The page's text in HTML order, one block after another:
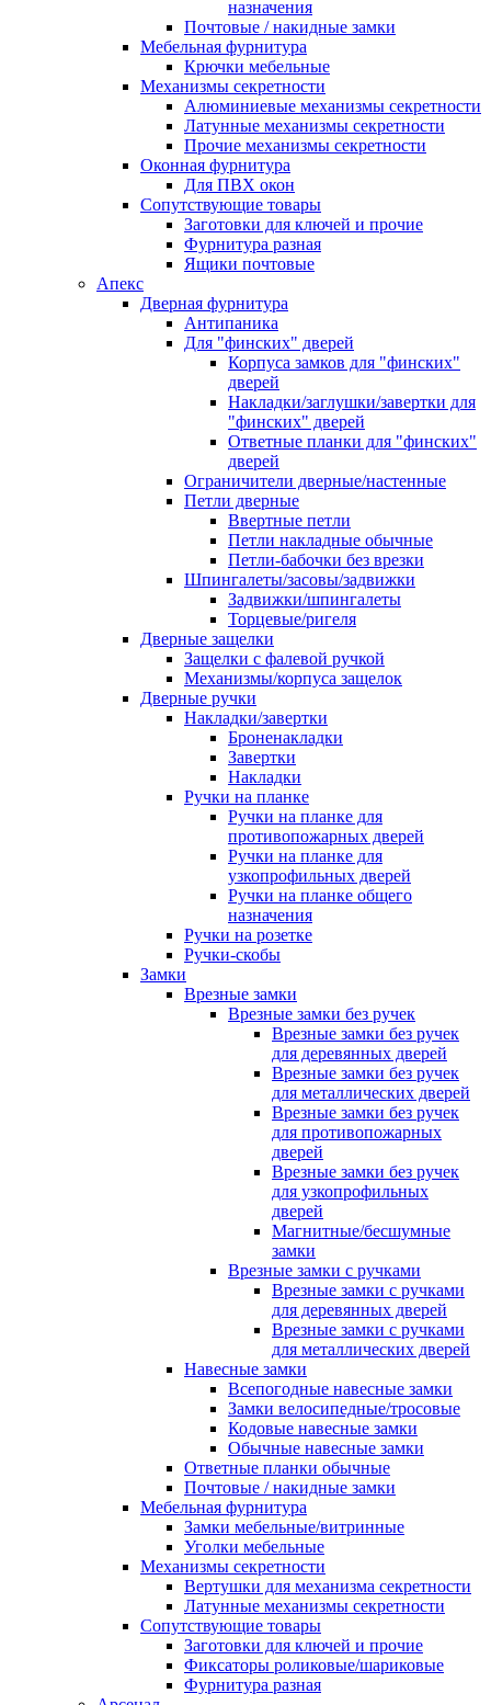
назначения
Почтовые / накидные замки
Мебельная фурнитура
Крючки мебельные
Механизмы секретности
Алюминиевые механизмы секретности
Латунные механизмы секретности
Прочие механизмы секретности
Оконная фурнитура
Для ПВХ окон
Сопутствующие товары
Заготовки для ключей и прочие
Фурнитура разная
Ящики почтовые
Апекс
Дверная фурнитура
Антипаника
Для "финских" дверей
Корпуса замков для "финских"
дверей
Накладки/заглушки/завертки для
"финских" дверей
Ответные планки для "финских"
дверей
Ограничители дверные/настенные
Петли дверные
Ввертные петли
Петли накладные обычные
Петли-бабочки без врезки
Шпингалеты/засовы/задвижки
Задвижки/шпингалеты
Торцевые/ригеля
Дверные защелки
Защелки с фалевой ручкой
Механизмы/корпуса защелок
Дверные ручки
Накладки/завертки
Броненакладки
Завертки
Накладки
Ручки на планке
Ручки на планке для
противопожарных дверей
Ручки на планке для
узкопрофильных дверей
Ручки на планке общего
назначения
Ручки на розетке
Ручки-скобы
Замки
Врезные замки
Врезные замки без ручек
Врезные замки без ручек
для деревянных дверей
Врезные замки без ручек
для металлических дверей
Врезные замки без ручек
для противопожарных
дверей
Врезные замки без ручек
для узкопрофильных
дверей
Магнитные/бесшумные
замки
Врезные замки с ручками
Врезные замки с ручками
для деревянных дверей
Врезные замки с ручками
для металлических дверей
Навесные замки
Всепогодные навесные замки
Замки велосипедные/тросовые
Кодовые навесные замки
Обычные навесные замки
Ответные планки обычные
Почтовые / накидные замки
Мебельная фурнитура
Замки мебельные/витринные
Уголки мебельные
Механизмы секретности
Вертушки для механизма секретности
Латунные механизмы секретности
Сопутствующие товары
Заготовки для ключей и прочие
Фиксаторы роликовые/шариковые
Фурнитура разная